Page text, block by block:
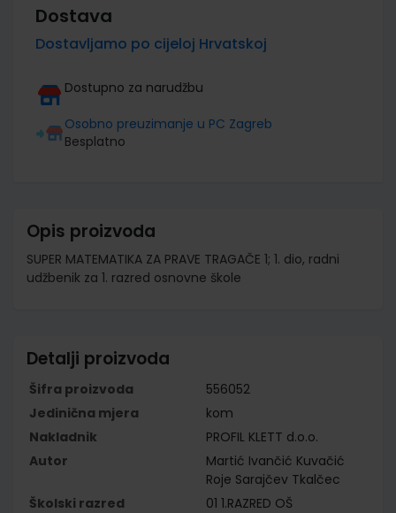
Dostava
Dostavljamo po cijeloj Hrvatskoj
Dostupno za narudžbu
Osobno preuzimanje u PC Zagreb
Besplatno
Opis proizvoda
SUPER MATEMATIKA ZA PRAVE TRAGAČE 1; 1. dio, radni
udžbenik za 1. razred osnovne škole
Detalji proizvoda
Šifra proizvoda
556052
Jedinična mjera
kom
Nakladnik
PROFIL KLETT d.o.o.
Autor
Martić Ivančić Kuvačić
Roje Sarajčev Tkalčec
Školski razred
01 1.RAZRED OŠ